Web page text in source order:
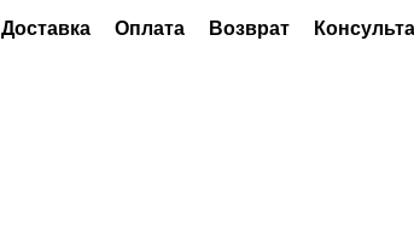
Доставка Оплата Возврат